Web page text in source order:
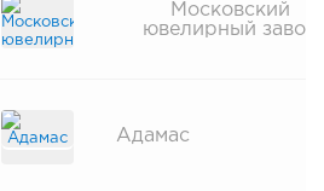
Московский
ювелирный завод
Адамас